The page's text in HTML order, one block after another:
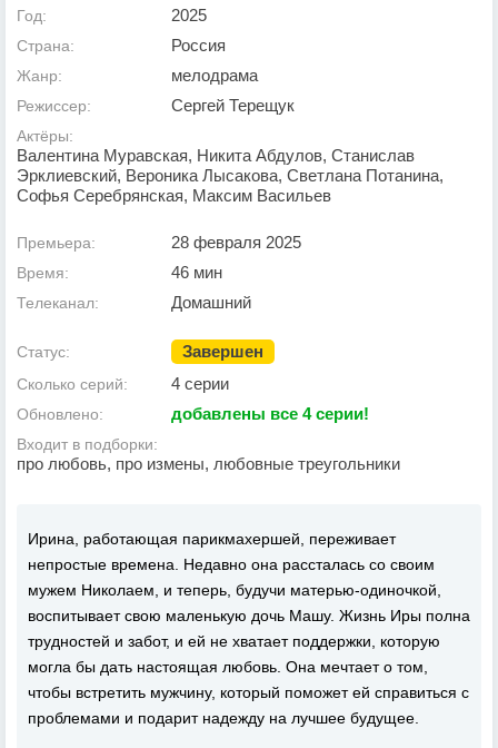
Год: 2025
Страна: Россия
Жанр: мелодрама
Режиссер: Сергей Терещук
Актёры:
Валентина Муравская, Никита Абдулов, Станислав
Эрклиевский, Вероника Лысакова, Светлана Потанина,
Софья Серебрянская, Максим Васильев
Премьера: 28 февраля 2025
Время: 46 мин
Телеканал: Домашний
Статус: Завершен
Сколько серий: 4 серии
Обновлено: добавлены все 4 серии!
Входит в подборки:
про любовь, про измены, любовные треугольники
Ирина, работающая парикмахершей, переживает
непростые времена. Недавно она рассталась со своим
мужем Николаем, и теперь, будучи матерью-одиночкой,
воспитывает свою маленькую дочь Машу. Жизнь Иры полна
трудностей и забот, и ей не хватает поддержки, которую
могла бы дать настоящая любовь. Она мечтает о том,
чтобы встретить мужчину, который поможет ей справиться с
проблемами и подарит надежду на лучшее будущее.